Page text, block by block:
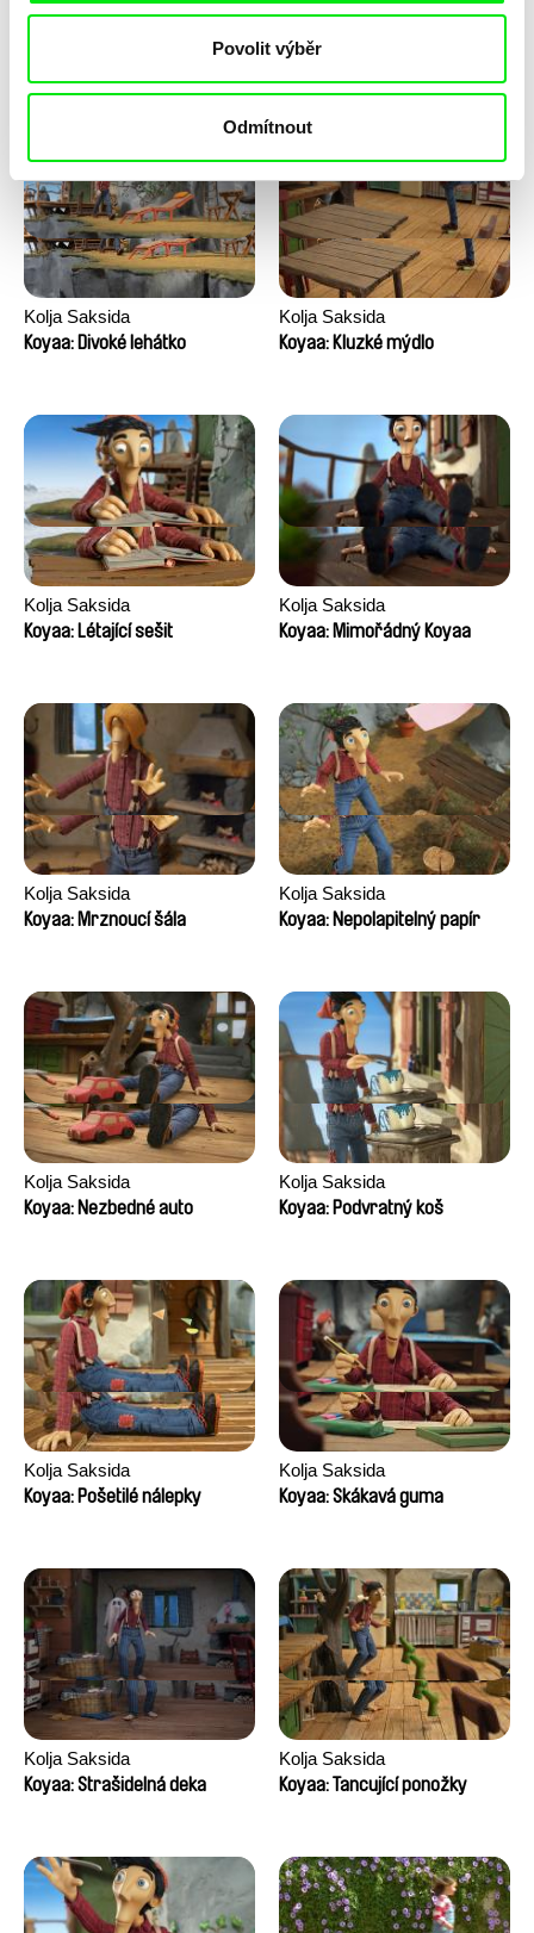
Povolit výběr
Odmítnout
Kočka a pták
Kolja Saksida
Koyaa: Divoké lehátko
Kolja Saksida
Koyaa: Kluzké mýdlo
Kolja Saksida
Koyaa: Létající sešit
Kolja Saksida
Koyaa: Mimořádný Koyaa
Kolja Saksida
Koyaa: Mrznoucí šála
Kolja Saksida
Koyaa: Nepolapitelný papír
Kolja Saksida
Koyaa: Nezbedné auto
Kolja Saksida
Koyaa: Podvratný koš
Kolja Saksida
Koyaa: Pošetilé nálepky
Kolja Saksida
Koyaa: Skákavá guma
Kolja Saksida
Koyaa: Strašidelná deka
Kolja Saksida
Koyaa: Tancující ponožky